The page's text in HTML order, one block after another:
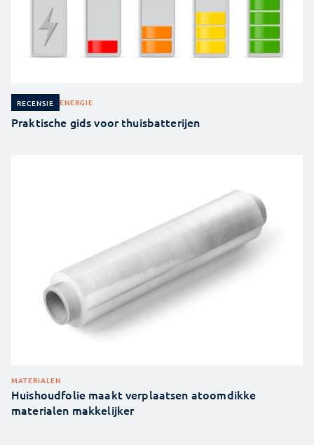
RECENSIE ENERGIE
Praktische gids voor thuisbatterijen
MATERIALEN
Huishoudfolie maakt verplaatsen atoomdikke
materialen makkelijker